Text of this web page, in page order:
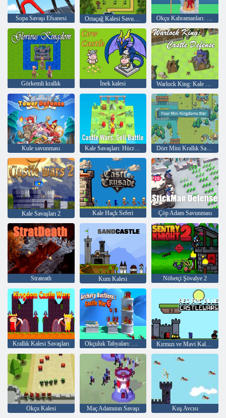
Sopa Savaşı Efsanesi Ortaçağ Kalesi Savunması Okçu Kahramanları: Kale Savaşı
Görkemli krallık İnek kalesi Warlock King: Kale Savunması
Kule savunması Kale Savaşları: Hücre Savaşı Dört Mini Krallık Savaşı
Kale Savaşları 2 Kale Haçlı Seferi Çöp Adam Savunması
Strateath Kum Kalesi Nöbetçi Şövalye 2
Krallık Kalesi Savaşları Kırmızı ve Mavi Kale Savaşları
Okçu Kalesi Maç Adamının Savaşı Kuş Avcısı